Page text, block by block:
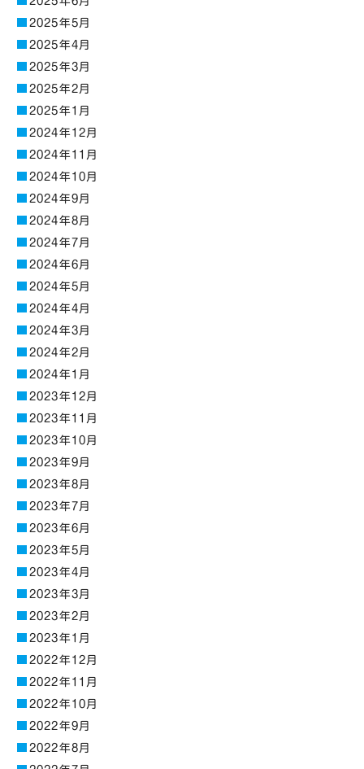
2025年5月
2025年4月
2025年3月
2025年2月
2025年1月
2024年12月
2024年11月
2024年10月
2024年9月
2024年8月
2024年7月
2024年6月
2024年5月
2024年4月
2024年3月
2024年2月
2024年1月
2023年12月
2023年11月
2023年10月
2023年9月
2023年8月
2023年7月
2023年6月
2023年5月
2023年4月
2023年3月
2023年2月
2023年1月
2022年12月
2022年11月
2022年10月
2022年9月
2022年8月